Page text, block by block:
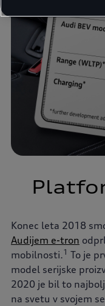
Konec leta 2018
Audijem e-tron
mobilnosti.1 To je
model serijske
2020 je bil to
na svetu v svojem